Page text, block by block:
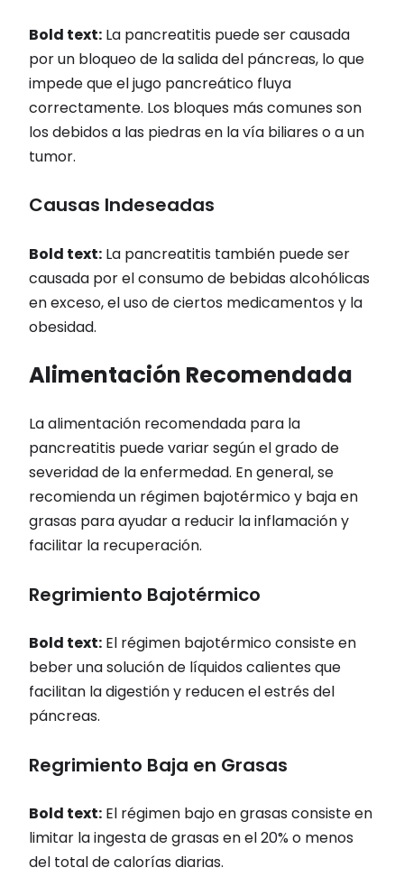
Bold text: La pancreatitis puede ser causada
por un bloqueo de la salida del páncreas, lo que
impede que el jugo pancreático fluya
correctamente. Los bloques más comunes son
los debidos a las piedras en la vía biliares o a un
tumor.
Causas Indeseadas
Bold text: La pancreatitis también puede ser
causada por el consumo de bebidas alcohólicas
en exceso, el uso de ciertos medicamentos y la
obesidad.
Alimentación Recomendada
La alimentación recomendada para la
pancreatitis puede variar según el grado de
severidad de la enfermedad. En general, se
recomienda un régimen bajotérmico y baja en
grasas para ayudar a reducir la inflamación y
facilitar la recuperación.
Regrimiento Bajotérmico
Bold text: El régimen bajotérmico consiste en
beber una solución de líquidos calientes que
facilitan la digestión y reducen el estrés del
páncreas.
Regrimiento Baja en Grasas
Bold text: El régimen bajo en grasas consiste en
limitar la ingesta de grasas en el 20% o menos
del total de calorías diarias.